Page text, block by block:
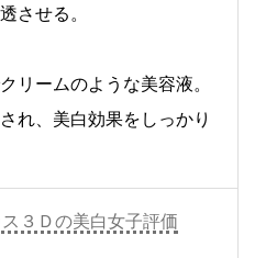
させる。
リームのような美容液。
れ、美白効果をしっかり
３Ｄの美白女子評価